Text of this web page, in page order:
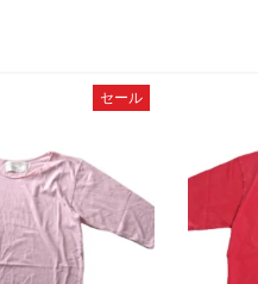
セール